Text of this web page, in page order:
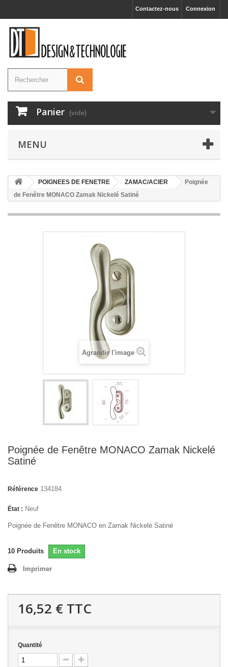
Connexion
Contactez-nous
Panier (vide)
MENU
POIGNEES DE FENETRE ZAMAC/ACIER
Poignée
de Fenêtre MONACO Zamak Nickelé Satiné
Agrandir l'image
Poignée de Fenêtre MONACO Zamak Nickelé
Satiné
Référence 134184
État : Neuf
Poignée de Fenêtre MONACO en Zamak Nickelé Satiné
10 Produits En stock
Imprimer
16,52 € TTC
Quantité